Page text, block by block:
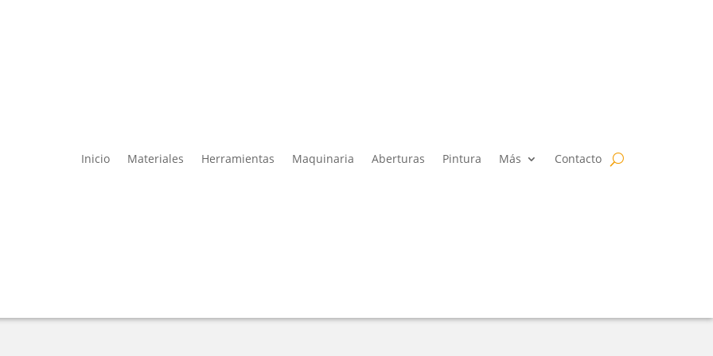
Inicio Materiales Herramientas Maquinaria Aberturas Pintura Más Contacto